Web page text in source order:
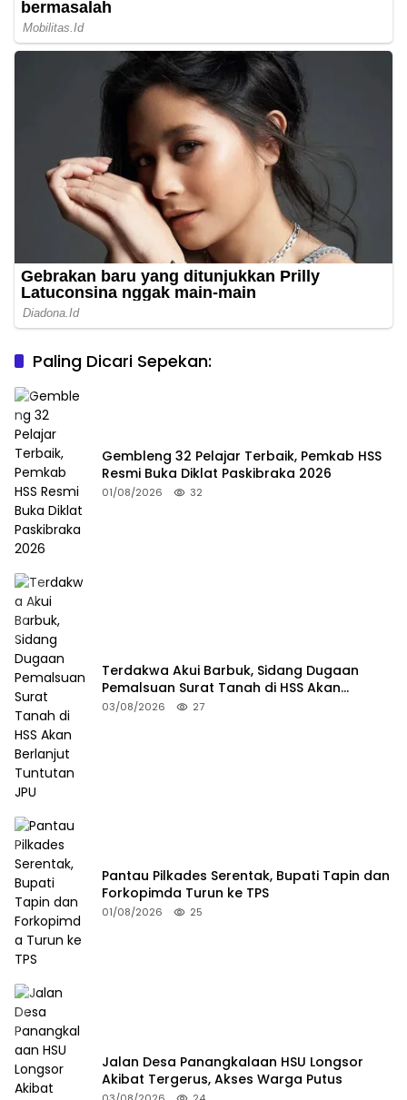
Paling Dicari Sepekan:
Gembleng 32 Pelajar Terbaik, Pemkab HSS
Resmi Buka Diklat Paskibraka 2026
01/08/2026 32
Terdakwa Akui Barbuk, Sidang Dugaan
Pemalsuan Surat Tanah di HSS Akan
Berlanjut Tuntutan JPU
03/08/2026 27
Pantau Pilkades Serentak, Bupati Tapin dan
Forkopimda Turun ke TPS
01/08/2026 25
Jalan Desa Panangkalaan HSU Longsor
Akibat Tergerus, Akses Warga Putus